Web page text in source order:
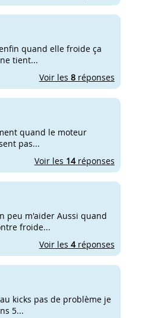
quand elle froide ça
tient...
Voir les 8réponses
quand le moteur
pas...
Voir les 14réponses
peu m'aider Aussi quand
froide...
Voir les 4réponses
kicks pas de problème je
5...